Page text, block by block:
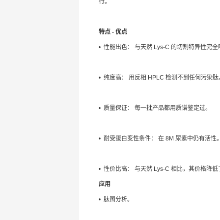
行。
特点 - 优点
• 性能出色： 与天然 Lys-C 的切割特异性完全
• 纯度高： 用反相 HPLC 检测不到任何污染肽
• 质量保证： 每一批产品都用质谱鉴定过。
• 耐受蛋白变性条件： 在 8M 尿素中仍有活性。
• 性价比高： 与天然 Lys-C 相比，其价格降低
应用
• 肽图分析。